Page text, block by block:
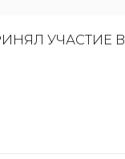
УЧАСТИЕ